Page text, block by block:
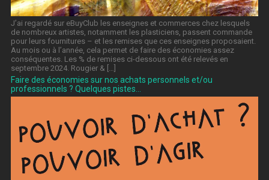
J’ai regardé sur eBuyClub les enseignes et commerces chez lesquels
de nombreux artistes, notamment les plasticiens, passent commande
pour leurs fournitures – et les remises que ces enseignes proposaient.
Au mois ou à l’année, cela permet de faire des économies assez
conséquentes. Les % de remises ci-dessous ont été relevés en
septembre 2024. Rougier & […]
Faire des économies sur nos achats personnels et/ou
professionnels ? Quelques pistes…